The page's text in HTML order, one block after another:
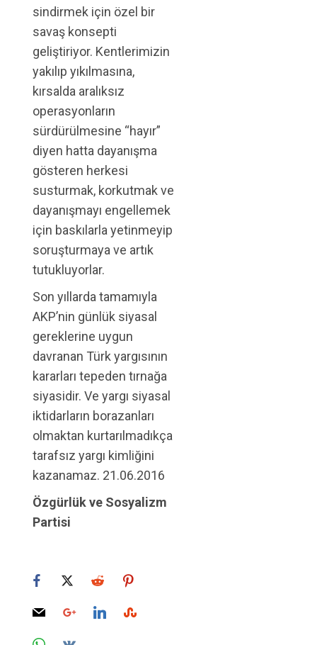
sindirmek için özel bir
savaş konsepti
geliştiriyor. Kentlerimizin
yakılıp yıkılmasına,
kırsalda aralıksız
operasyonların
sürdürülmesine “hayır”
diyen hatta dayanışma
gösteren herkesi
susturmak, korkutmak ve
dayanışmayı engellemek
için baskılarla yetinmeyip
soruşturmaya ve artık
tutukluyorlar.
Son yıllarda tamamıyla
AKP’nin günlük siyasal
gereklerine uygun
davranan Türk yargısının
kararları tepeden tırnağa
siyasidir. Ve yargı siyasal
iktidarların borazanları
olmaktan kurtarılmadıkça
tarafsız yargı kimliğini
kazanamaz. 21.06.2016
Özgürlük ve Sosyalizm
Partisi